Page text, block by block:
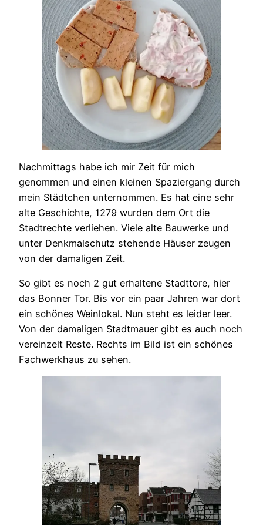
Nachmittags habe ich mir Zeit für mich
genommen und einen kleinen Spaziergang durch
mein Städtchen unternommen. Es hat eine sehr
alte Geschichte, 1279 wurden dem Ort die
Stadtrechte verliehen. Viele alte Bauwerke und
unter Denkmalschutz stehende Häuser zeugen
von der damaligen Zeit.
So gibt es noch 2 gut erhaltene Stadttore, hier
das Bonner Tor. Bis vor ein paar Jahren war dort
ein schönes Weinlokal. Nun steht es leider leer.
Von der damaligen Stadtmauer gibt es auch noch
vereinzelt Reste. Rechts im Bild ist ein schönes
Fachwerkhaus zu sehen.